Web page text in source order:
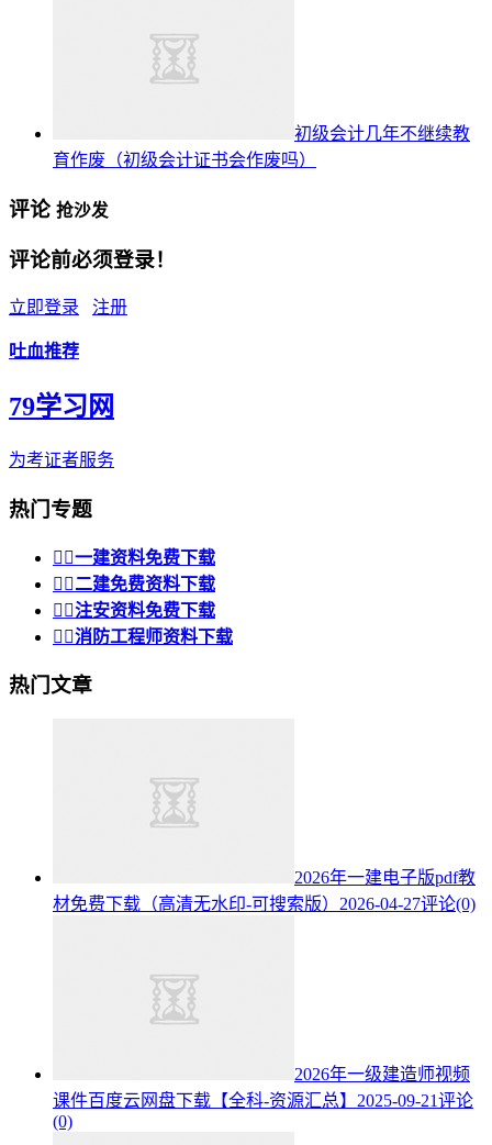
初级会计几年不继续教
育作废（初级会计证书会作废吗）
评论 抢沙发
评论前必须登录！
立即登录 注册
吐血推荐
79学习网
为考证者服务
热门专题
 一建资料免费下载
 二建免费资料下载
 注安资料免费下载
 消防工程师资料下载
热门文章
2026年一建电子版pdf教
材免费下载（高清无水印-可搜索版） 2026-04-27评论(0)
2026年一级建造师视频
课件百度云网盘下载【全科-资源汇总】 2025-09-21评论
(0)